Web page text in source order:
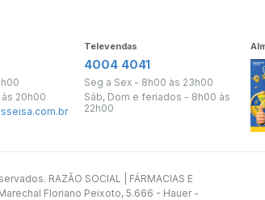
20h00
Televendas
4004 4041
Seg a Sex - 8h00 às 23h00
Sáb, Dom e feriados - 8h00 às
22h00
RAZÃO SOCIAL | FÁRMACIAS E
Floriano Peixoto, 5.666 - Hauer -